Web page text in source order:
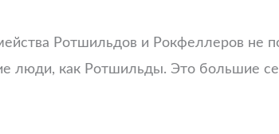
Ротшильдов и Рокфеллеров не
люди, как Ротшильды. Это большие